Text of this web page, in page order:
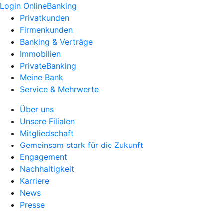
Login OnlineBanking
Privatkunden
Firmenkunden
Banking & Verträge
Immobilien
PrivateBanking
Meine Bank
Service & Mehrwerte
Über uns
Unsere Filialen
Mitgliedschaft
Gemeinsam stark für die Zukunft
Engagement
Nachhaltigkeit
Karriere
News
Presse